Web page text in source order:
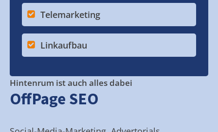
Telemarketing
Linkaufbau
Hintenrum ist auch alles dabei
OffPage SEO